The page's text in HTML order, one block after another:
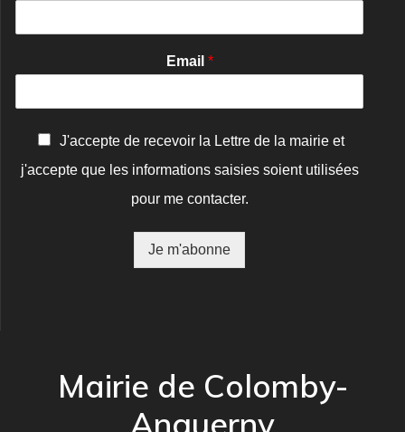
Email *
n
J'accepte de recevoir la Lettre de la mairie et
j'accepte que les informations saisies soient utilisées
pour me contacter.
Je m'abonne
Mairie de Colomby-
Anguerny